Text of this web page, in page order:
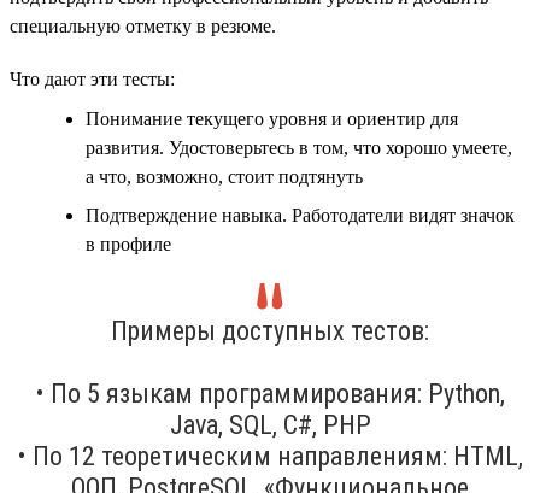
специальную отметку в резюме.
Что дают эти тесты:
Понимание текущего уровня и ориентир для
развития. Удостоверьтесь в том, что хорошо умеете,
а что, возможно, стоит подтянуть
Подтверждение навыка. Работодатели видят значок
в профиле
Примеры доступных тестов:
• По 5 языкам программирования: Python,
Java, SQL, C#, PHP
• По 12 теоретическим направлениям: HTML,